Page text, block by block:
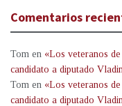
Comentarios
Tom en «Los veteranos
candidato a diputado
Tom en «Los veteranos
candidato a diputado